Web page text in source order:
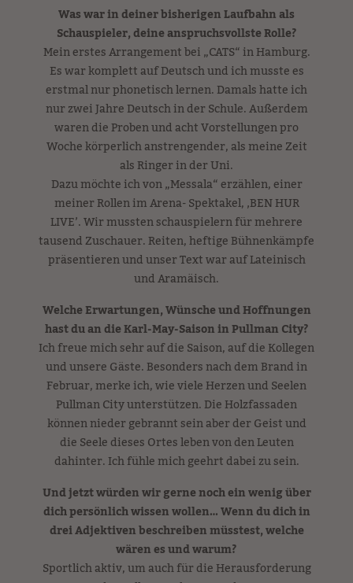
Was war in deiner bisherigen Laufbahn als
Schauspieler, deine anspruchsvollste Rolle?
Mein erstes Arrangement bei „CATS“ in Hamburg.
Es war komplett auf Deutsch und ich musste es
erstmal nur phonetisch lernen. Damals hatte ich
nur zwei Jahre Deutsch in der Schule. Außerdem
waren die Proben und acht Vorstellungen pro
Woche körperlich anstrengender, als meine Zeit
als Ringer in der Uni.
Dazu möchte ich von „Messala“ erzählen, einer
meiner Rollen im Arena- Spektakel, ‚BEN HUR
LIVE’. Wir mussten schauspielern für mehrere
tausend Zuschauer. Reiten, heftige Bühnenkämpfe
präsentieren und unser Text war auf Lateinisch
und Aramäisch.
Welche Erwartungen, Wünsche und Hoffnungen
hast du an die Karl-May-Saison in Pullman City?
Ich freue mich sehr auf die Saison, auf die Kollegen
und unsere Gäste. Besonders nach dem Brand in
Februar, merke ich, wie viele Herzen und Seelen
Pullman City unterstützen. Die Holzfassaden
können nieder gebrannt sein aber der Geist und
die Seele dieses Ortes leben von den Leuten
dahinter. Ich fühle mich geehrt dabei zu sein.
Und jetzt würden wir gerne noch ein wenig über
dich persönlich wissen wollen… Wenn du dich in
drei Adjektiven beschreiben müsstest, welche
wären es und warum?
Sportlich aktiv, um auch für die Herausforderung